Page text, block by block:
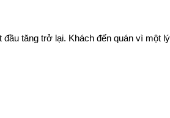
tăng trở lại. Khách đến quán vì một